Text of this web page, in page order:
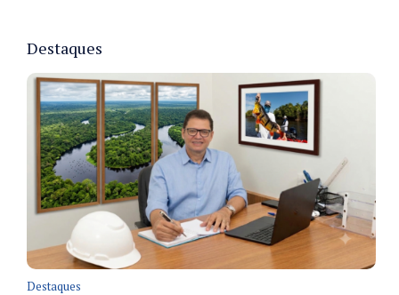
Destaques
Destaques